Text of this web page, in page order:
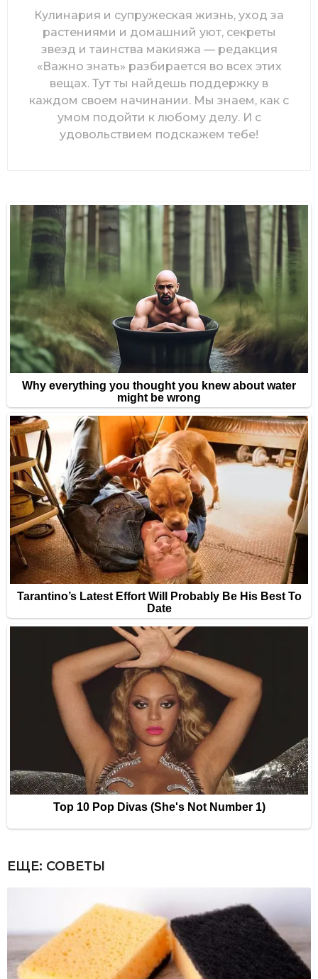
Кулинария и супружеская жизнь, уход за
растениями и домашний уют, секреты
звезд и таинства макияжа — редакция
«Важно знать» разбирается во всех этих
вещах. Тут ты найдешь поддержку в
каждом своем начинании. Мы знаем, как с
умом подойти к любому делу. И с
удовольствием подскажем тебе!
ЕЩЕ: СОВЕТЫ